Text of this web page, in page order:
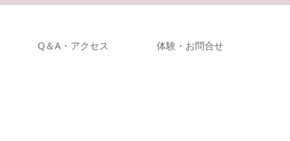
Q＆A・アクセス 体験・お問合せ